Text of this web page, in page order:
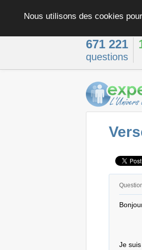
Nous utilisons des cookies
671 221
questions
Je